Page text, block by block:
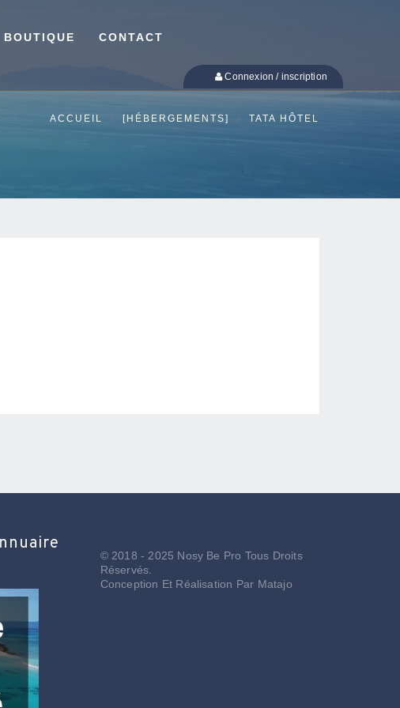
BOUTIQUE CONTACT
Connexion / inscription
ACCUEIL [HÉBERGEMENTS] TATA HÔTEL
© 2018 - 2025 Nosy Be Pro Tous Droits
Réservés.
Conception Et Réalisation Par Matajo